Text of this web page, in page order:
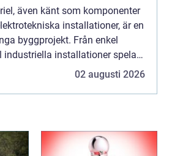
även känt som komponenter
installationer, är en
byggprojekt. Från enkel
industriella installationer spelar
02 augusti 2026